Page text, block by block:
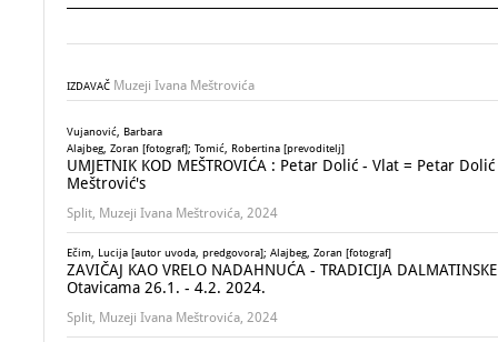
IZDAVAČ Muzeji Ivana Meštrovića
Vujanović, Barbara
Alajbeg, Zoran [fotograf]; Tomić, Robertina [prevoditelj]
UMJETNIK KOD MEŠTROVIĆA : Petar Dolić - Vlat = Petar
Meštrović's
Split, Muzeji Ivana Meštrovića, 2024
Ečim, Lucija [autor uvoda, predgovora]; Alajbeg, Zoran [fotograf]
ZAVIČAJ KAO VRELO NADAHNUĆA - TRADICIJA
Otavicama 26.1. - 4.2. 2024.
Split, Muzeji Ivana Meštrovića, 2024